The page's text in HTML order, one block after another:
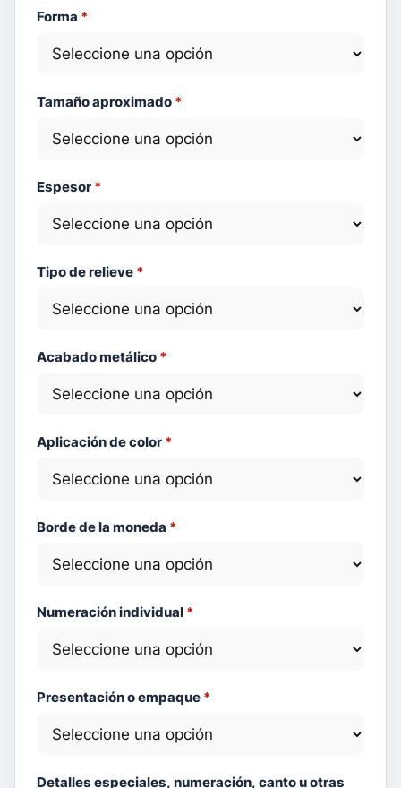
Forma *
Tamaño aproximado *
Espesor *
Tipo de relieve *
Acabado metálico *
Aplicación de color *
Borde de la moneda *
Numeración individual *
Presentación o empaque *
Detalles especiales, numeración, canto u otras